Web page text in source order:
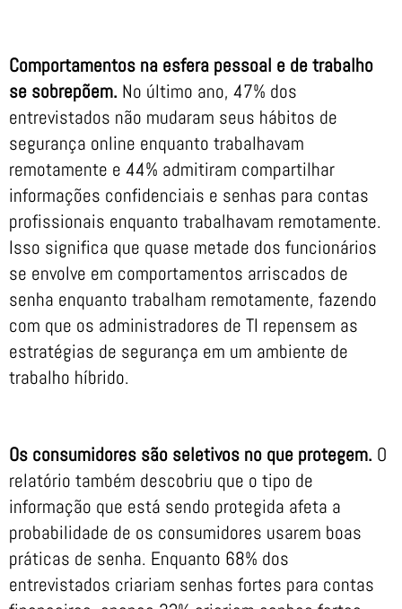
Comportamentos na esfera pessoal e de trabalho
se sobrepõem. No último ano, 47% dos
entrevistados não mudaram seus hábitos de
segurança online enquanto trabalhavam
remotamente e 44% admitiram compartilhar
informações confidenciais e senhas para contas
profissionais enquanto trabalhavam remotamente.
Isso significa que quase metade dos funcionários
se envolve em comportamentos arriscados de
senha enquanto trabalham remotamente, fazendo
com que os administradores de TI repensem as
estratégias de segurança em um ambiente de
trabalho híbrido.
Os consumidores são seletivos no que protegem. O
relatório também descobriu que o tipo de
informação que está sendo protegida afeta a
probabilidade de os consumidores usarem boas
práticas de senha. Enquanto 68% dos
entrevistados criariam senhas fortes para contas